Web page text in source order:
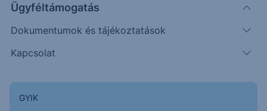
Ügyféltámogatás
Dokumentumok és tájékoztatások
Kapcsolat
GYIK
74.7500
75.0000